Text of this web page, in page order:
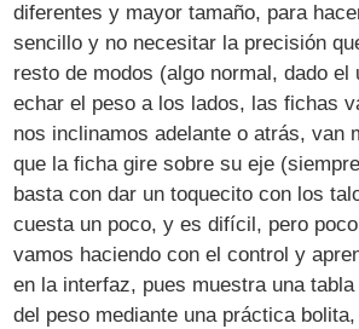
diferentes y mayor tamaño, para
sencillo y no necesitar la precisión
resto de modos (algo normal, dado el
echar el peso a los lados, las fichas
nos inclinamos adelante o atrás, van
que la ficha gire sobre su eje
basta con dar un toquecito con los
cuesta un poco, y es difícil, pero
vamos haciendo con el control y
en la interfaz, pues muestra una
del peso mediante una práctica